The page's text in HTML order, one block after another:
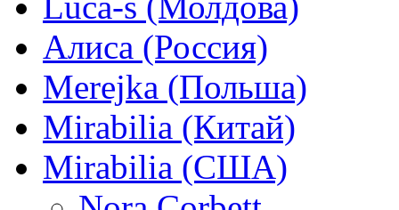
Алиса (Россия)
Merejka (Польша)
Mirabilia (Китай)
Mirabilia (США)